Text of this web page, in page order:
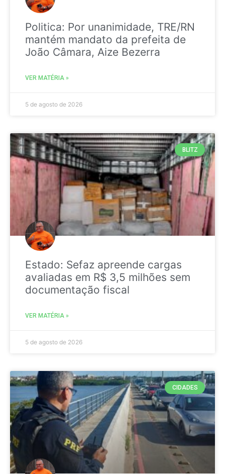
Politica: Por unanimidade, TRE/RN
mantém mandato da prefeita de
João Câmara, Aize Bezerra
VER MATÉRIA »
5 de agosto de 2026
BLITZ
Estado: Sefaz apreende cargas
avaliadas em R$ 3,5 milhões sem
documentação fiscal
VER MATÉRIA »
5 de agosto de 2026
CIDADES